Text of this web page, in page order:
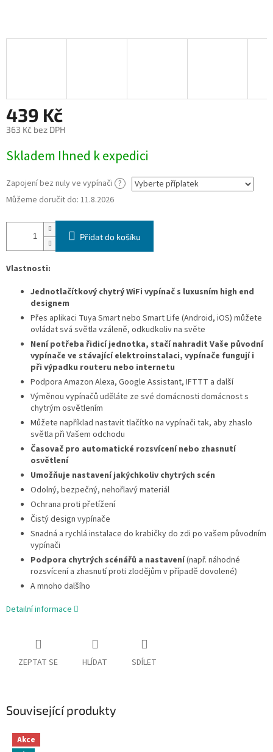
439 Kč
363 Kč bez DPH
cena:
Skladem Ihned k expedici
Zapojení bez nuly ve vypínači ?
Můžeme doručit do: 11.8.2026
Přidat do košíku
Vlastnosti:
Jednotlačítkový chytrý WiFi vypínač s luxusním high end
designem
Přes aplikaci Tuya Smartnebo Smart Life (Android, iOS) můžete
ovládat svá světla vzáleně, odkudkoliv na světe
Není potřeba řidicí jednotka, stačí nahradit Vaše původní
vypínače ve stávající elektroinstalaci, vypínače fungují i
při výpadku routeru nebo internetu
Podpora Amazon Alexa, Google Assistant, IFTTT a další
Výměnou vypínačů uděláte ze své domácnosti domácnost s
chytrým osvětlením
Můžete například nastavit tlačítko na vypínači tak, aby zhaslo
světla při Vašem odchodu
Časovač pro automatické rozsvícení nebo zhasnutí
osvětlení
Umožňuje nastavení jakýchkoliv chytrých scén
Odolný, bezpečný, nehořlavý materiál
Ochrana proti přetížení
Čistý design vypínače
Snadná a rychlá instalace do krabičky do zdi po vašem původním
vypínači
Podpora chytrých scénářů a nastavení(např. náhodné
rozsvícení a zhasnutí proti zlodějům v případě dovolené)
A mnoho dalšího
Detailní informace
ZEPTAT SE HLÍDAT SDÍLET
Související produkty
Akce